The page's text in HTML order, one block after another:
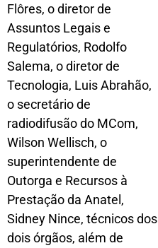
Flôres, o diretor de
Assuntos Legais e
Regulatórios, Rodolfo
Salema, o diretor de
Tecnologia, Luis Abrahão,
o secretário de
radiodifusão do MCom,
Wilson Wellisch, o
superintendente de
Outorga e Recursos à
Prestação da Anatel,
Sidney Nince, técnicos dos
dois órgãos, além de